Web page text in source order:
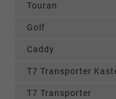
Touran
Golf
Caddy
T7 Transporter
T7 Transporter